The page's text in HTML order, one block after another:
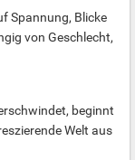
Spannung, Blicke
von Geschlecht,
beginnt
Welt aus